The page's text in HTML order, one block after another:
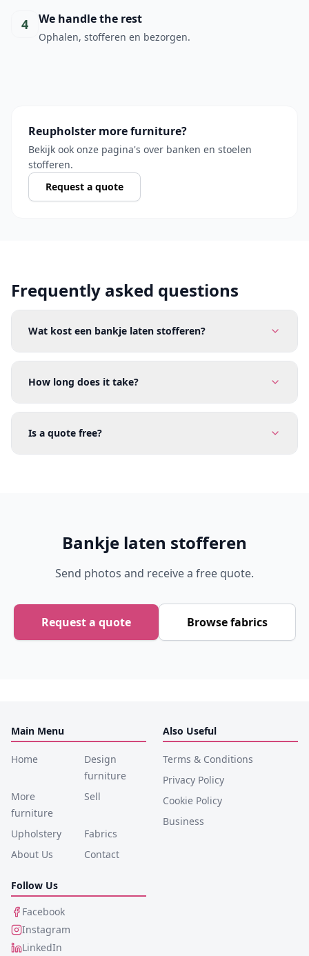
4 We handle the rest
Ophalen, stofferen en bezorgen.
Reupholster more furniture?
Bekijk ook onze pagina's over banken en stoelen
stofferen.
Request a quote
Frequently asked questions
Wat kost een bankje laten stofferen?
How long does it take?
Is a quote free?
Bankje laten stofferen
Send photos and receive a free quote.
Request a quote Browse fabrics
Main Menu
Home
Design
furniture
More
furniture
Sell
Upholstery
Fabrics
About Us
Contact
Also Useful
Terms & Conditions
Privacy Policy
Cookie Policy
Business
Follow Us
Facebook
Instagram
LinkedIn